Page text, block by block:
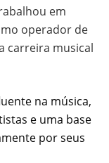
em
operador de
carreira musical
na música,
e uma base
por seus